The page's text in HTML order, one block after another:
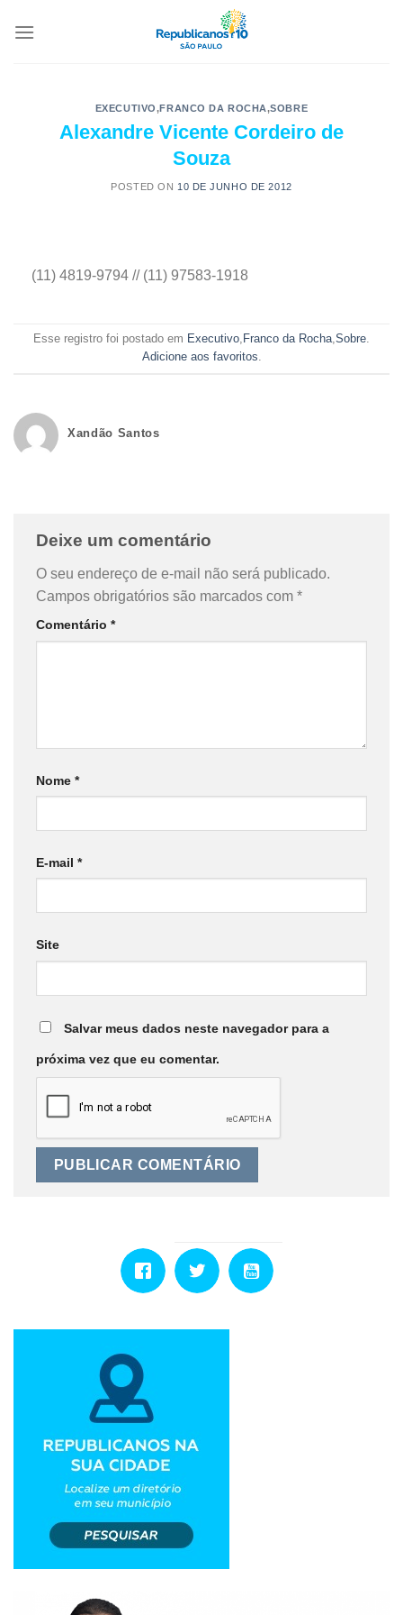
EXECUTIVO,FRANCO DA ROCHA,SOBRE
Alexandre Vicente Cordeiro de
Souza
POSTED ON 10 DE JUNHO DE 2012
(11) 4819-9794 // (11) 97583-1918
Esse registro foi postado em Executivo Franco da Rocha Sobre
Adicione aos favoritos
Xandão Santos
Deixe um comentário
O seu endereço de e-mail não será publicado.
Campos obrigatórios são marcados com *
Comentário *
Nome *
E-mail *
Site
Salvar meus dados neste navegador para a
próxima vez que eu comentar.